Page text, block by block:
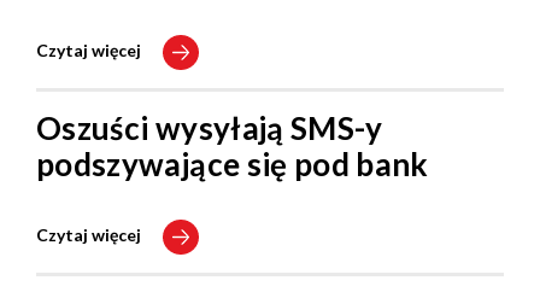
Czytaj więcej
Oszuści wysyłają SMS-y
podszywające się pod bank
Czytaj więcej